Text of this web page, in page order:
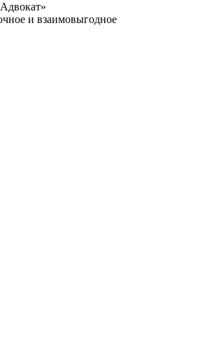
и взаимовыгодное